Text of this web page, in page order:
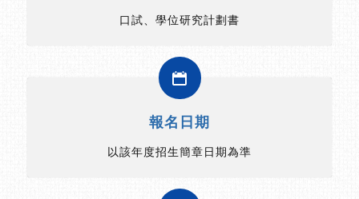
口試、學位研究計劃書
報名日期
以該年度招生簡章日期為準